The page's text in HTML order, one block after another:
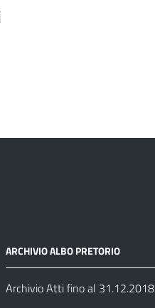
ARCHIVIO ALBO PRETORIO
Archivio Atti fino al 31.12.2018